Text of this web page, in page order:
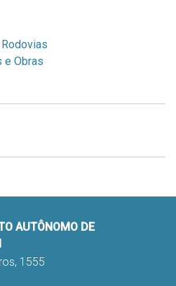
e Obras
AUTÔNOMO DE
1555